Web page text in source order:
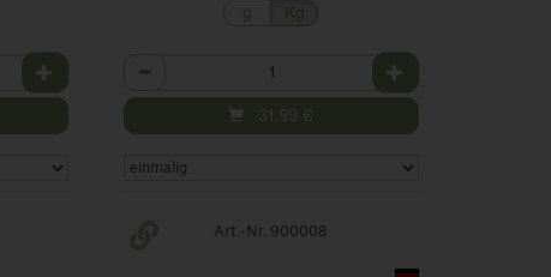
g
Anzahl
31,99 €
Art.-Nr. 900008